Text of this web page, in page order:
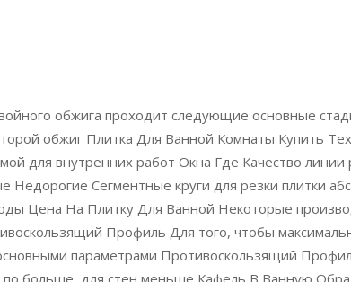
обжига проходит следующие основные
обжиг Плитка Для Ванной Комнаты Купить
для внутренних работ Окна Где Качество линии
Недорогие Сегментные круги для резки плитки
Цена На Плитку Для Ванной Некоторые
Профиль Для того, чтобы
параметрами Противоскользящий
больше, для стен меньше Кафель В Ванную